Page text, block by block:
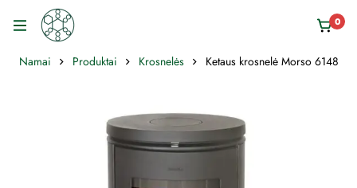
0
Namai Produktai Krosnelės Ketaus krosnelė Morso 6148